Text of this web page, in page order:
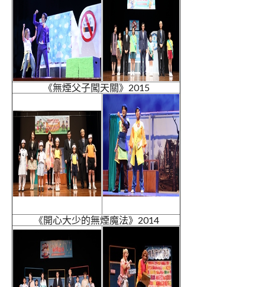
《無煙父子闖天關》2015
《開心大少的無煙魔法》2014